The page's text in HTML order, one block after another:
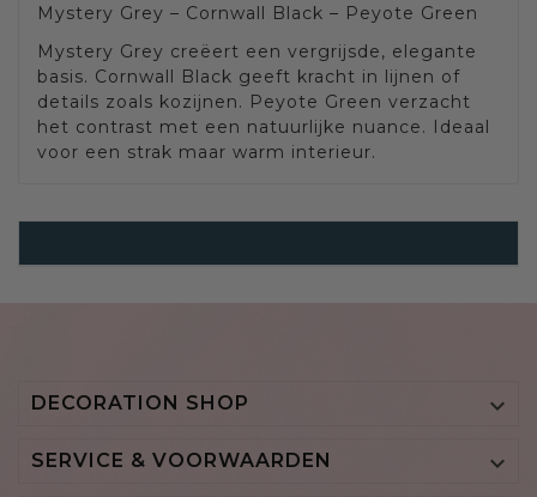
Mystery Grey – Cornwall Black – Peyote Green
Mystery Grey creëert een vergrijsde, elegante
basis. Cornwall Black geeft kracht in lijnen of
details zoals kozijnen. Peyote Green verzacht
het contrast met een natuurlijke nuance. Ideaal
voor een strak maar warm interieur.
DECORATION SHOP 
SERVICE & VOORWAARDEN 